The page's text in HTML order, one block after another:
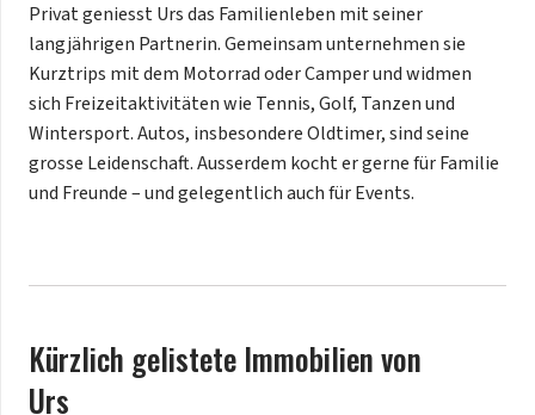
Privat geniesst Urs das Familienleben mit seiner
langjährigen Partnerin. Gemeinsam unternehmen sie
Kurztrips mit dem Motorrad oder Camper und widmen
sich Freizeitaktivitäten wie Tennis, Golf, Tanzen und
Wintersport. Autos, insbesondere Oldtimer, sind seine
grosse Leidenschaft. Ausserdem kocht er gerne für Familie
und Freunde – und gelegentlich auch für Events.
Kürzlich gelistete Immobilien von
Urs